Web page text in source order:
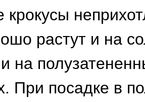
крокусы
растут и на
на
При посадке в